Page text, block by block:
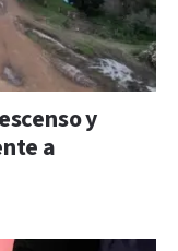
y
a